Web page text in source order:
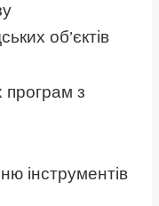
об’єктів
з
інструментів